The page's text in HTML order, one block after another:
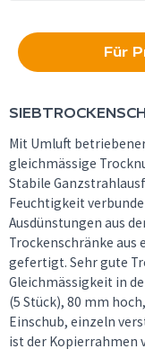
Für
Mit Umluft
gleichmässige
Stabile
Feuchtigkeit
Ausdünstungen aus
Trockenschränke
gefertigt. Sehr gute
Gleichmässigkeit in
(5 Stück), 80 mm
Einschub, einzeln
ist der Kopierrahmen